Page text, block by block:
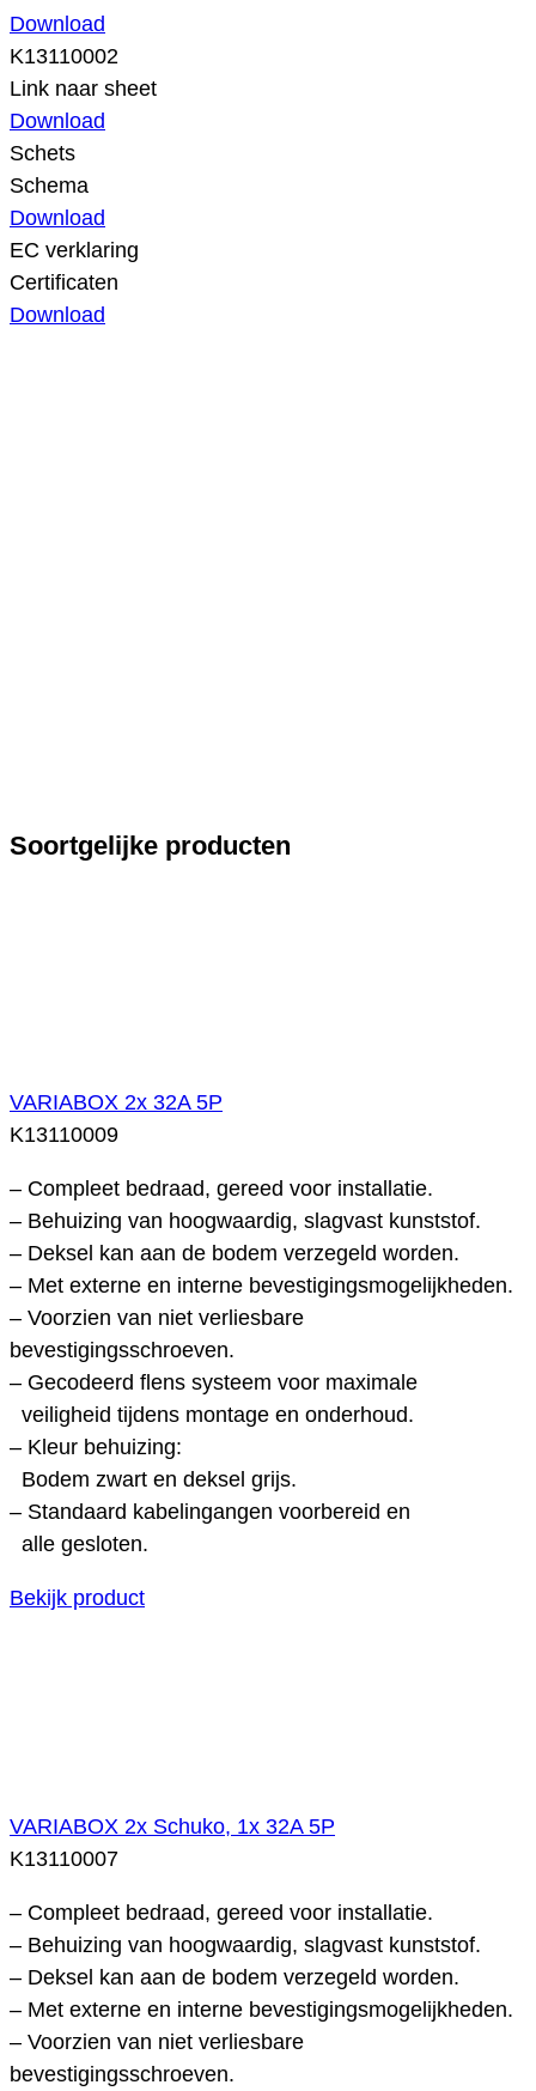
Download
K13110002
Link naar sheet
Download
Schets
Schema
Download
EC verklaring
Certificaten
Download
Soortgelijke producten
VARIABOX 2x 32A 5P
K13110009
– Compleet bedraad, gereed voor installatie.
– Behuizing van hoogwaardig, slagvast kunststof.
– Deksel kan aan de bodem verzegeld worden.
– Met externe en interne bevestigingsmogelijkheden.
– Voorzien van niet verliesbare
bevestigingsschroeven.
– Gecodeerd flens systeem voor maximale
veiligheid tijdens montage en onderhoud.
– Kleur behuizing:
Bodem zwart en deksel grijs.
– Standaard kabelingangen voorbereid en
alle gesloten.
Bekijk product
VARIABOX 2x Schuko, 1x 32A 5P
K13110007
– Compleet bedraad, gereed voor installatie.
– Behuizing van hoogwaardig, slagvast kunststof.
– Deksel kan aan de bodem verzegeld worden.
– Met externe en interne bevestigingsmogelijkheden.
– Voorzien van niet verliesbare
bevestigingsschroeven.